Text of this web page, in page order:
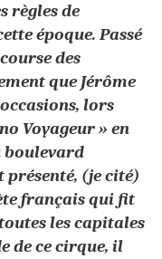
règles de
époque. Passé
des
que Jérôme
lors
Voyageur » en
boulevard
présenté, (je cité)
français qui fit
les capitales
de ce cirque, il